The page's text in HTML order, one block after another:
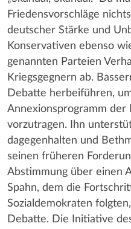
Friedensvorschläge
deutscher Stärke und
Konservativen ebenso
genannten Parteien
Kriegsgegnern ab.
Debatte herbeiführen,
Annexionsprogramm der
vorzutragen. Ihn
dagegenhalten und
seinen früheren
Abstimmung über einen
Spahn, dem die
Sozialdemokraten
Debatte. Die Initiative